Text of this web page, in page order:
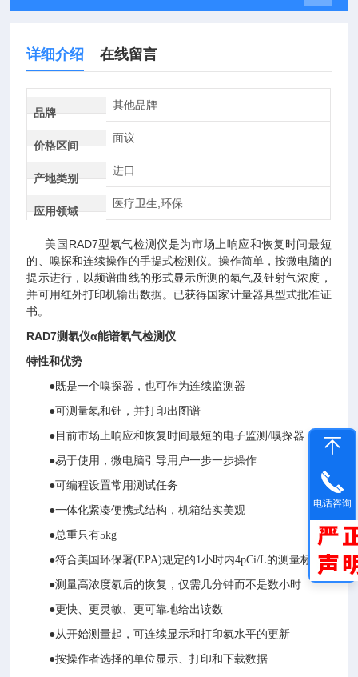
详细介绍 在线留言
品牌
其他品牌
价格区间
面议
产地类别
进口
应用领域
医疗卫生,环保
美国RAD7型氡气检测仪是为市场上响应和恢复时间最短
的、嗅探和连续操作的手提式检测仪。操作简单，按微电脑的
提示进行，以频谱曲线的形式显示所测的氡气及钍射气浓度，
并可用红外打印机输出数据。已获得国家计量器具型式批准证
书。
RAD7测氡仪α能谱氡气检测仪
特性和优势
●既是一个嗅探器，也可作为连续监测器
●可测量氡和钍，并打印出图谱
●目前市场上响应和恢复时间最短的电子监测/嗅探器
●易于使用，微电脑引导用户一步一步操作
●可编程设置常用测试任务
●一体化紧凑便携式结构，机箱结实美观
●总重只有5kg
●符合美国环保署(EPA)规定的1小时内4pCi/L的测量标准
●测量高浓度氡后的恢复，仅需几分钟而不是数小时
●更快、更灵敏、更可靠地给出读数
●从开始测量起，可连续显示和打印氡水平的更新
●按操作者选择的单位显示、打印和下载数据
电话咨询